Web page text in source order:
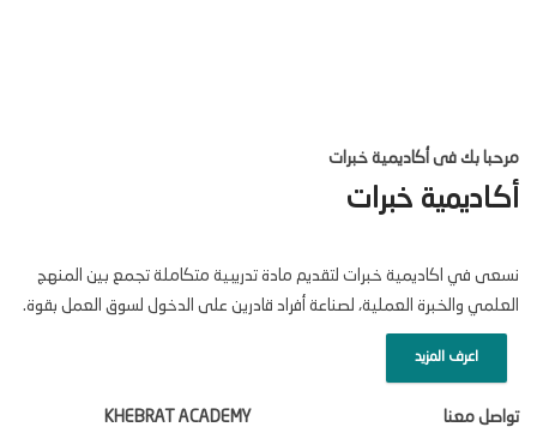
مرحبا بك فى أكاديمية خبرات
أكاديمية خبرات
نسعى في اكاديمية خبرات لتقديم مادة تدريبية متكاملة تجمع بين المنهج
العلمي والخبرة العملية، لصناعة أفراد قادرين على الدخول لسوق العمل بقوة.
اعرف المزيد
تواصل معنا KHEBRAT ACADEMY